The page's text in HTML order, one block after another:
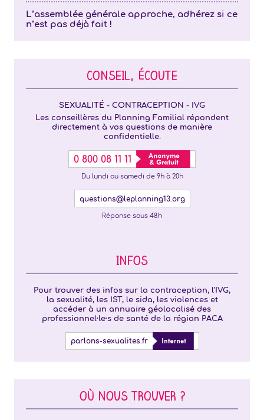
L’assemblée générale approche, adhérez si ce
n’est pas déjà fait !
CONSEIL, ÉCOUTE
SEXUALITÉ - CONTRACEPTION - IVG
Les conseillères du Planning Familial répondent
directement à vos questions de manière
confidentielle.
0 800 08 11 11
Du lundi au samedi de 9h à 20h
questions@leplanning13.org
Réponse sous 48h
INFOS
Pour trouver des infos sur la contraception, l'IVG,
la sexualité, les IST, le sida, les violences et
accéder à un annuaire géolocalisé des
professionnel·le·s de santé de la région PACA
parlons-sexualites.fr
OÙ NOUS TROUVER ?